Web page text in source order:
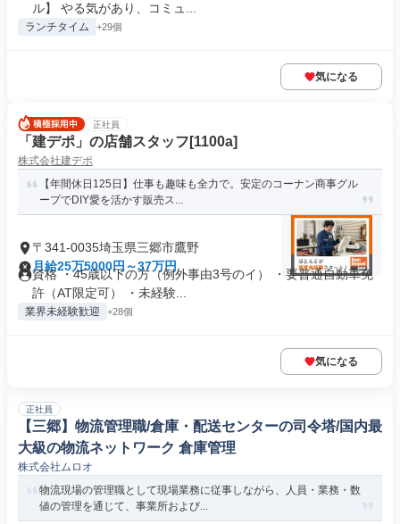
ル】 やる気があり、コミュ...
ランチタイム +29個
気になる
正社員
「建デポ」の店舗スタッフ[1100a]
株式会社建デポ
【年間休日125日】仕事も趣味も全力で。安定のコーナン商事グル
ープでDIY愛を活かす販売ス...
〒341-0035埼玉県三郷市鷹野
月給25万5000円～37万円
資格 ・45歳以下の方（例外事由3号のイ） ・要普通自動車免
許（AT限定可） ・未経験...
業界未経験歓迎 +28個
気になる
正社員
【三郷】物流管理職/倉庫・配送センターの司令塔/国内最
大級の物流ネットワーク 倉庫管理
株式会社ムロオ
物流現場の管理職として現場業務に従事しながら、人員・業務・数
値の管理を通じて、事業所および...